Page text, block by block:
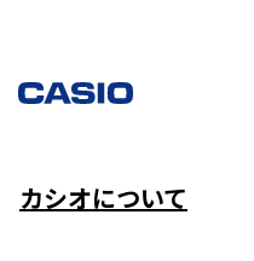
サイトマップ
カシオについて